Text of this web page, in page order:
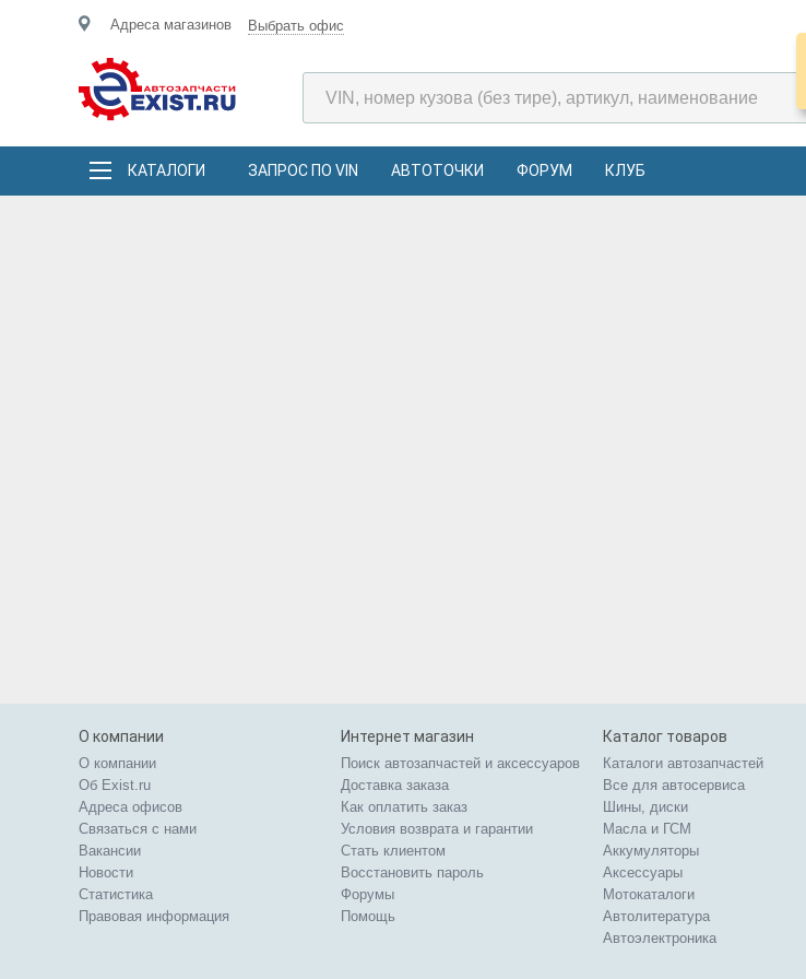
Адреса магазинов Выбрать офис
КАТАЛОГИ ЗАПРОС ПО VIN АВТОТОЧКИ ФОРУМ КЛУБ
О компании
О компании
Об Exist.ru
Адреса офисов
Связаться с нами
Вакансии
Новости
Статистика
Правовая информация
Интернет магазин
Поиск автозапчастей и аксессуаров
Доставка заказа
Как оплатить заказ
Условия возврата и гарантии
Стать клиентом
Восстановить пароль
Форумы
Помощь
Каталог товаров
Каталоги автозапчастей
Все для автосервиса
Шины, диски
Масла и ГСМ
Аккумуляторы
Аксессуары
Мотокаталоги
Автолитература
Автоэлектроника